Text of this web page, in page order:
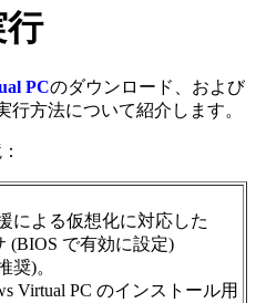
行
PCのダウンロード、および
行方法について紹介します。
による仮想化に対応した
(BIOS で有効に設定)
奨)。
Virtual PC のインストール用